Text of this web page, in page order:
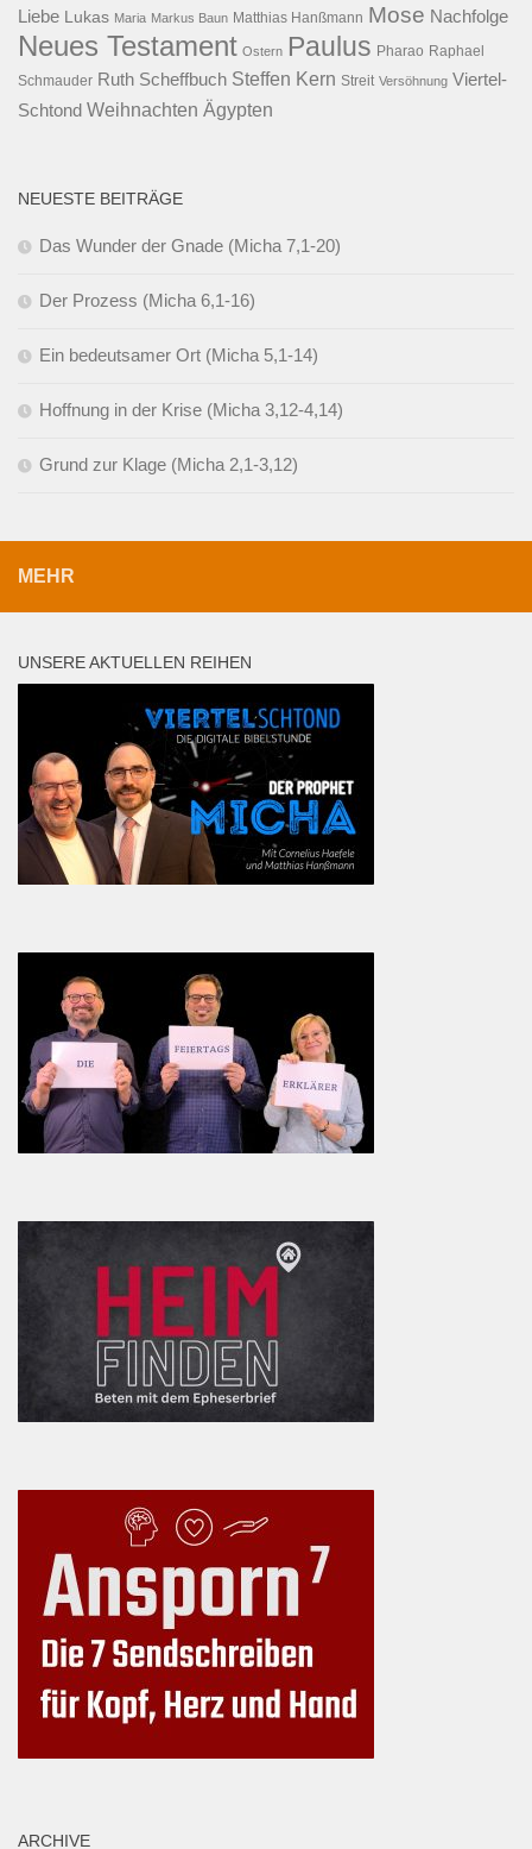
Liebe Lukas Maria Markus Baun Matthias Hanßmann Mose Nachfolge
Neues Testament Ostern Paulus Pharao Raphael
Schmauder Ruth Scheffbuch Steffen Kern Streit Versöhnung Viertel-
Schtond Weihnachten Ägypten
NEUESTE BEITRÄGE
Das Wunder der Gnade (Micha 7,1-20)
Der Prozess (Micha 6,1-16)
Ein bedeutsamer Ort (Micha 5,1-14)
Hoffnung in der Krise (Micha 3,12-4,14)
Grund zur Klage (Micha 2,1-3,12)
MEHR
UNSERE AKTUELLEN REIHEN
ARCHIVE